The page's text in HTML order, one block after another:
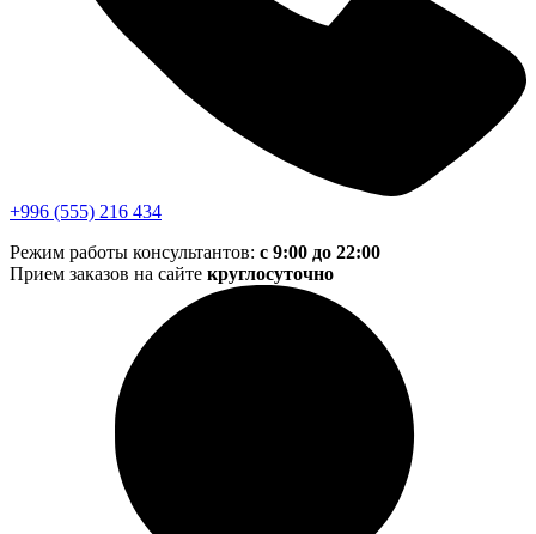
+996 (555) 216 434
Режим работы консультантов: с 9:00 до 22:00
Прием заказов на сайте круглосуточно